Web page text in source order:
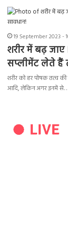
19 September 2023 -
शरीर में बढ़
सप्लीमेंट लेते हैं
शरीर को हर पोषक तत्व
आदि, लेकिन अगर इनमें से…